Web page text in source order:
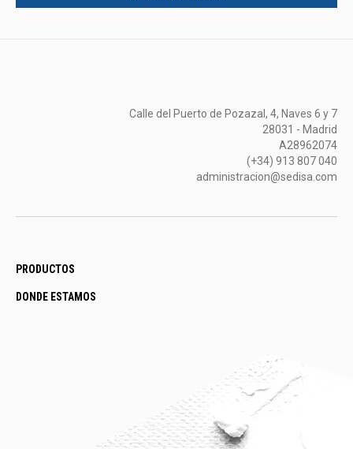
Calle del Puerto de Pozazal, 4, Naves 6 y 7
28031 - Madrid
A28962074
(+34) 913 807 040
administracion@sedisa.com
PRODUCTOS
DONDE ESTAMOS